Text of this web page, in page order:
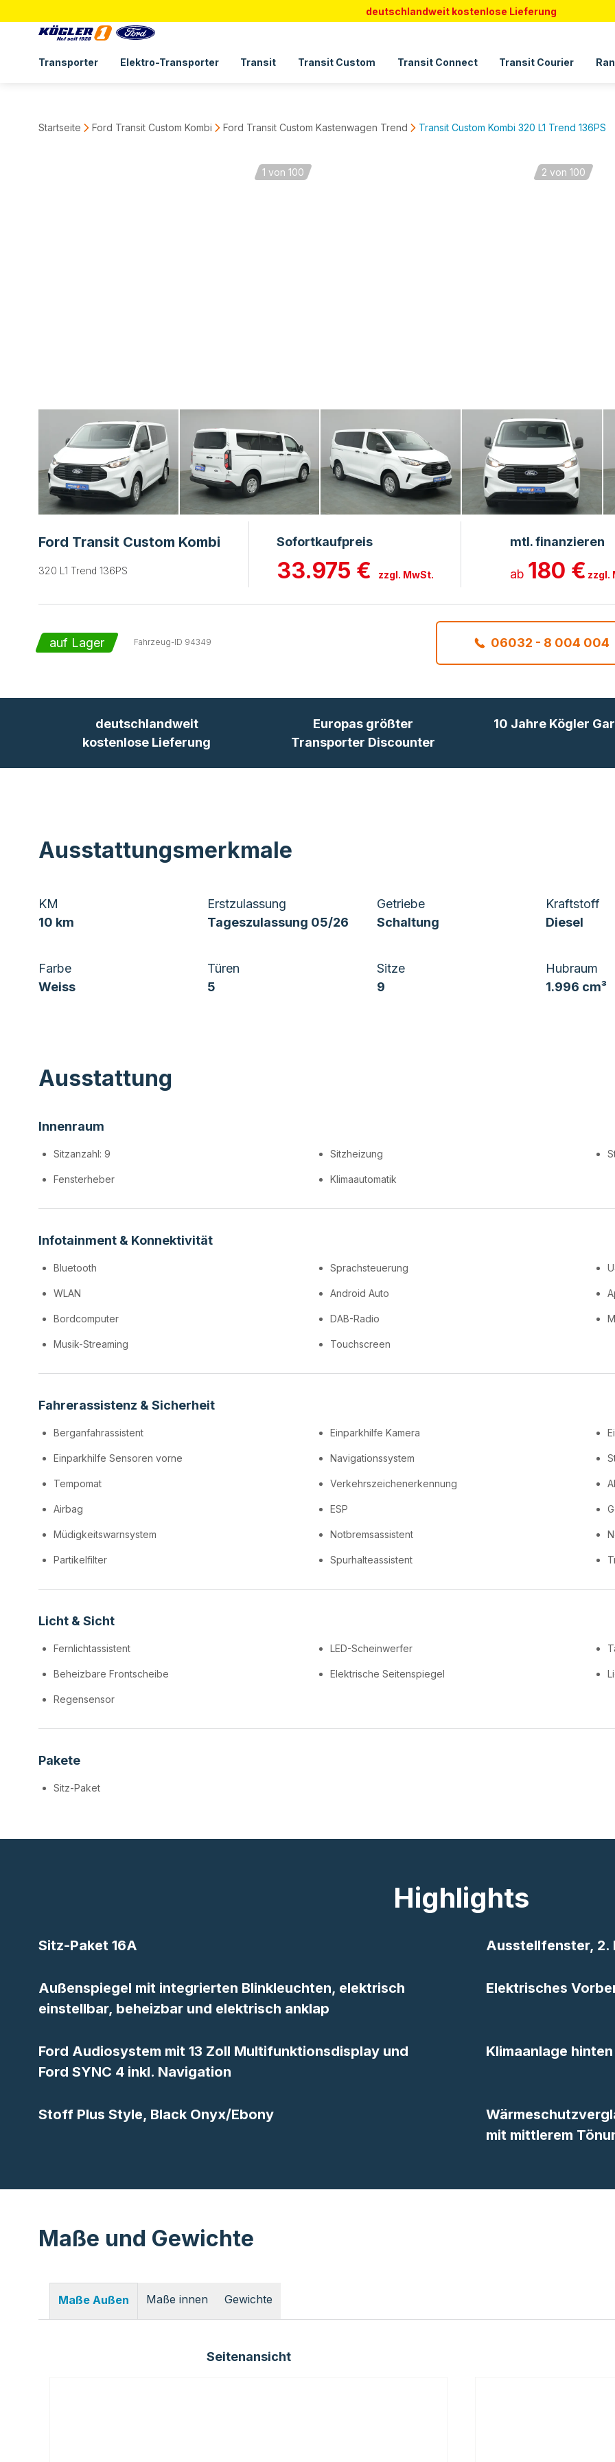
deutschlandweit kostenlose Lieferung
Transporter Elektro-Transporter Transit Transit Custom Transit Connect Transit Courier
Startseite Ford Transit Custom Kombi Ford Transit Custom Kastenwagen Trend Transit Custom Kombi 320 L1 Trend 136PS
2 von 100
1 von 100
Ford Transit Custom Kombi
320 L1 Trend 136PS
Sofortkaufpreis
33.975 € zzgl. MwSt.
mtl. finanzieren
ab 180 € zzgl.
auf Lager Fahrzeug-ID 94349 06032 - 8 004 004
deutschlandweit
kostenlose Lieferung
Europas größter
Transporter Discounter
10 Jahre Kögler
Ausstattungsmerkmale
KM
10 km
Erstzulassung
Tageszulassung 05/26
Getriebe
Schaltung
Kraftstoff
Diesel
Farbe
Weiss
Türen
5
Sitze
9
Hubraum
1.996 cm³
Ausstattung
Innenraum
Sitzanzahl: 9 Sitzheizung
Fensterheber Klimaautomatik
Infotainment & Konnektivität
Bluetooth Sprachsteuerung
WLAN Android Auto
Bordcomputer DAB-Radio
Musik-Streaming Touchscreen
Fahrerassistenz & Sicherheit
Berganfahrassistent Einparkhilfe Kamera
Einparkhilfe Sensoren vorne Navigationssystem
Tempomat Verkehrszeichenerkennung
Airbag ESP
Müdigkeitswarnsystem Notbremsassistent
Partikelfilter Spurhalteassistent
Licht & Sicht
Fernlichtassistent LED-Scheinwerfer
Beheizbare Frontscheibe Elektrische Seitenspiegel
Regensensor
Pakete
Sitz-Paket
Highlights
Sitz-Paket 16A Ausstellfenster, 2.
Außenspiegel mit integrierten Blinkleuchten, elektrisch
einstellbar, beheizbar und elektrisch anklap
Elektrisches
Ford Audiosystem mit 13 Zoll Multifunktionsdisplay und
Ford SYNC 4 inkl. Navigation
Klimaanlage hinten
Stoff Plus Style, Black Onyx/Ebony
mit mittlerem
Maße und Gewichte
Maße Außen Maße innen Gewichte
Seitenansicht